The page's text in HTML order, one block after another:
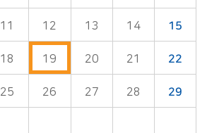
11 12 13 14 15
18 19 20 21 22
25 26 27 28 29